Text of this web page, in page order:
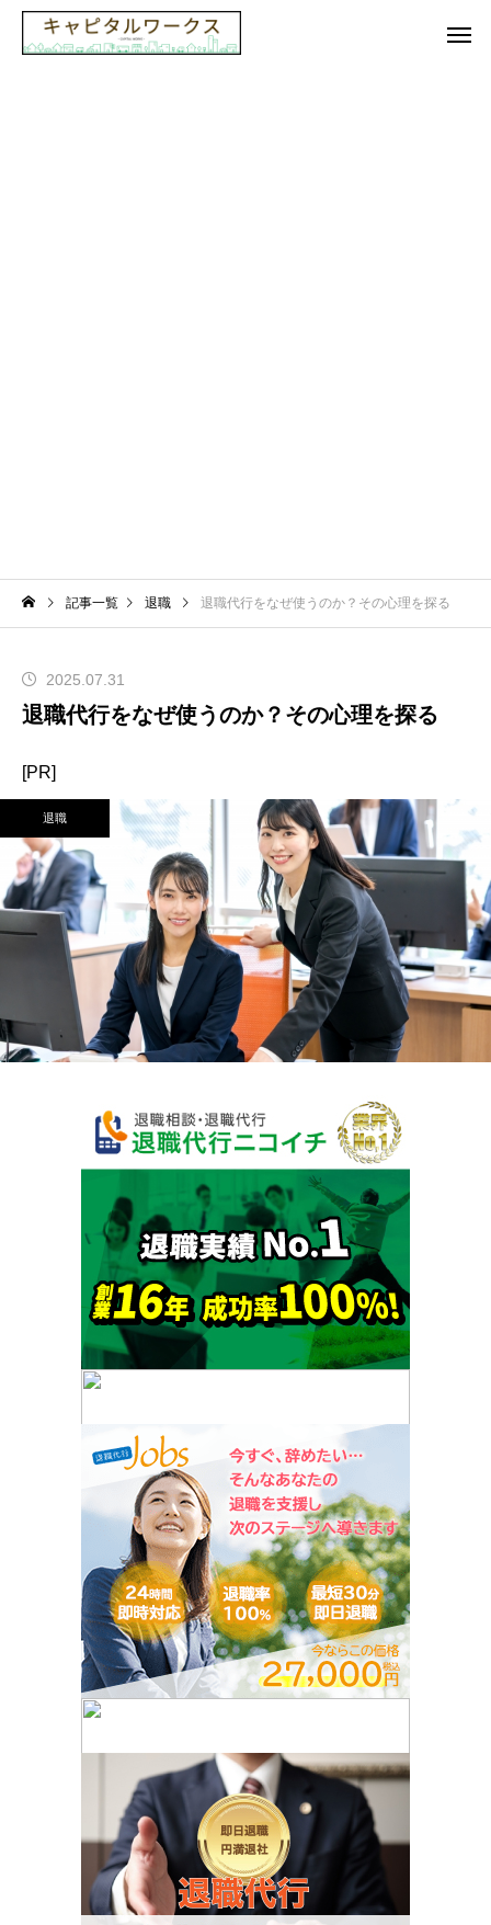
記事一覧 退職 退職代行をなぜ使うのか？その心理を探る
2025.07.31
退職代行をなぜ使うのか？その心理を探る
[PR]
退職